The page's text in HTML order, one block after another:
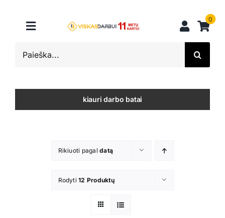
content
0
Toggle
Darbo batai
Vienkartiniai
kiauri darbo batai
Rikiuoti pagaldatą
Rodyti12 Produktų